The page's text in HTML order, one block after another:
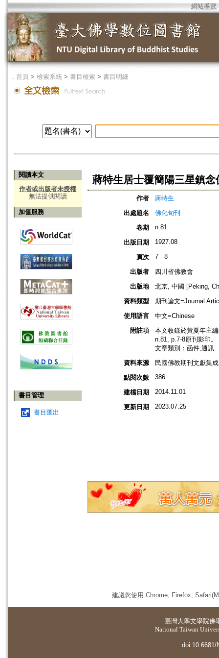
網站導覽
． 首頁 > 檢索系統 > 書目檢索 > 書目明細
閱讀本文
作者或出版者未授權
無法提供閱讀
加值服務
書目管理
書目匯出
蔣特生居士覆簡陽三星鎮
作者
蔣特生
出處題名
佛化旬刊
卷期
n.81
出版日期 1927.08
頁次 7 - 8
出版者
四川省佛教會
出版地
北京, 中國 [Peking,
資料類型
期刊論文=Journal
使用語言
中文=Chinese
附註項
本文收錄於黃夏年主
n.81, p.7-8原刊影印。
文章類別：函件,通訊
資料來源
民國佛教期刊文獻集
點閱次數
386
建檔日期 2014.11.01
更新日期 2023.07.25
建議您使用 Chrome, Firefox,
臺灣大學文學院佛
National Taiwan
doi:10.6681/